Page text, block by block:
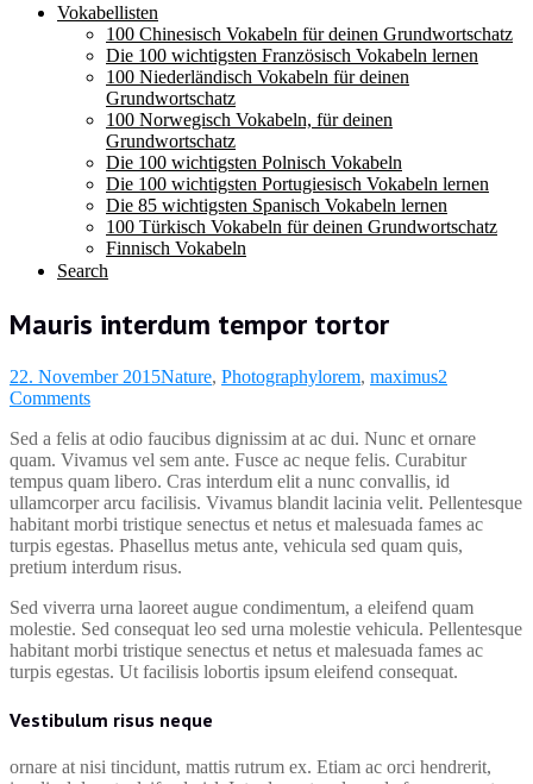
Vokabellisten
100 Chinesisch Vokabeln für deinen Grundwortschatz
Die 100 wichtigsten Französisch Vokabeln lernen
100 Niederländisch Vokabeln für deinen
Grundwortschatz
100 Norwegisch Vokabeln, für deinen
Grundwortschatz
Die 100 wichtigsten Polnisch Vokabeln
Die 100 wichtigsten Portugiesisch Vokabeln lernen
Die 85 wichtigsten Spanisch Vokabeln lernen
100 Türkisch Vokabeln für deinen Grundwortschatz
Finnisch Vokabeln
Search
Mauris interdum tempor tortor
22. November 2015Nature, Photographylorem, maximus2
Comments
Sed a felis at odio faucibus dignissim at ac dui. Nunc et ornare
quam. Vivamus vel sem ante. Fusce ac neque felis. Curabitur
tempus quam libero. Cras interdum elit a nunc convallis, id
ullamcorper arcu facilisis. Vivamus blandit lacinia velit. Pellentesque
habitant morbi tristique senectus et netus et malesuada fames ac
turpis egestas. Phasellus metus ante, vehicula sed quam quis,
pretium interdum risus.
Sed viverra urna laoreet augue condimentum, a eleifend quam
molestie. Sed consequat leo sed urna molestie vehicula. Pellentesque
habitant morbi tristique senectus et netus et malesuada fames ac
turpis egestas. Ut facilisis lobortis ipsum eleifend consequat.
Vestibulum risus neque
ornare at nisi tincidunt, mattis rutrum ex. Etiam ac orci hendrerit,